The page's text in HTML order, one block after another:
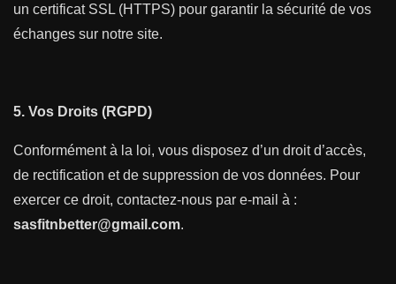
un certificat SSL (HTTPS) pour garantir la sécurité de vos
échanges sur notre site.
5. Vos Droits (RGPD)
Conformément à la loi, vous disposez d’un droit d’accès,
de rectification et de suppression de vos données. Pour
exercer ce droit, contactez-nous par e-mail à :
sasfitnbetter@gmail.com.